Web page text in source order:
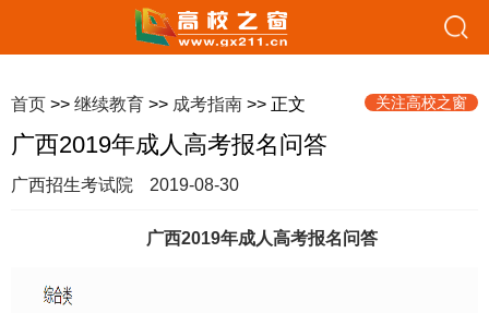
首页 >> 继续教育 >> 成考指南 >> 正文 关注高校之窗
广西2019年成人高考报名问答
广西招生考试院 2019-08-30
广西2019年成人高考报名问答